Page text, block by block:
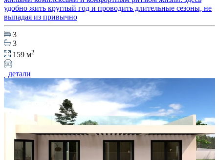
удобно жить круглый год и проводить длительные сезоны, не
выпадая из привычно
3
3
159 м2
детали